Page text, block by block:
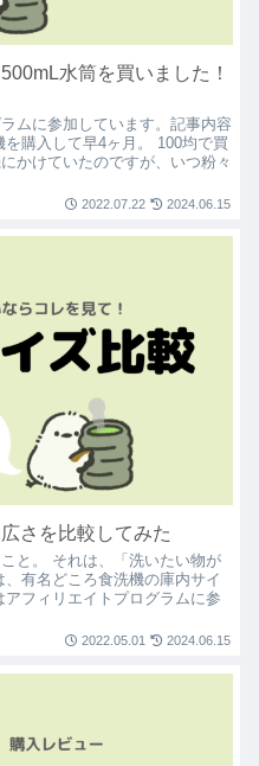
水筒を買いました！
ムに参加しています。記事内容
購入して早4ヶ月。 100均で買
かけていたのですが、いつ粉々
2022.07.22 2024.06.15
さを比較してみた
と。 それは、「洗いたい物が
有名どころ食洗機の庫内サイ
フィリエイトプログラムに参
2022.05.01 2024.06.15